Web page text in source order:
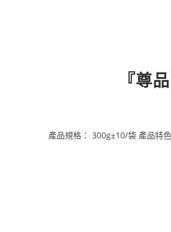
『尊
產品規格： 300g±10/袋 產品特